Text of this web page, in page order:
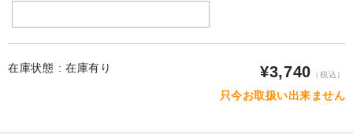
在庫状態 : 在庫有り ¥3,740 （税込）
只今お取扱い出来ません